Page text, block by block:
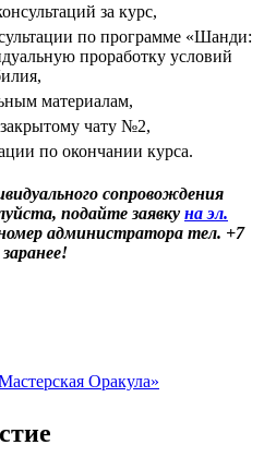
за курс,
по программе «Шанди:
проработку условий
материалам,
чату №2,
по окончании курса.
сопровождения
подайте заявку на эл.
администратора тел. +7
Оракула»